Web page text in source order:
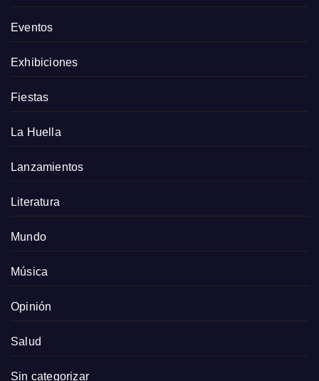
Eventos
Exhibiciones
Fiestas
La Huella
Lanzamientos
Literatura
Mundo
Música
Opinión
Salud
Sin categorizar